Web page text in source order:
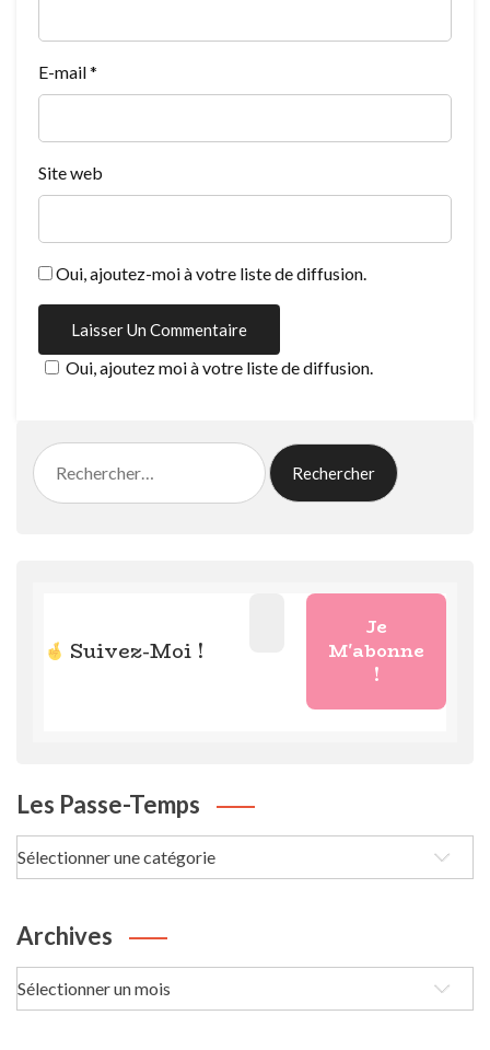
E-mail*
Site web
Oui, ajoutez-moi à votre liste de diffusion.
Oui, ajoutez moi à votre liste de diffusion.
Rechercher :
Suivez-Moi !
Les Passe-Temps
Les
passe-
Archives
Archives